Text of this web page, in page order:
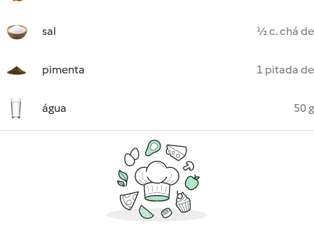
sal ½ c. chá de
pimenta 1 pitada de
água 50 g